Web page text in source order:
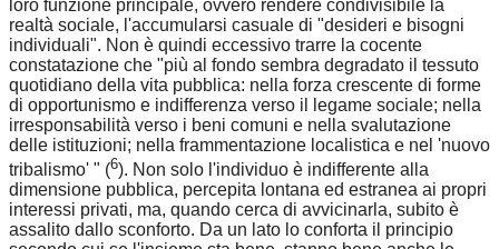
loro funzione principale, ovvero rendere condivisibile la
realtà sociale, l'accumularsi casuale di "desideri e bisogni
individuali". Non è quindi eccessivo trarre la cocente
constatazione che "più al fondo sembra degradato il tessuto
quotidiano della vita pubblica: nella forza crescente di forme
di opportunismo e indifferenza verso il legame sociale; nella
irresponsabilità verso i beni comuni e nella svalutazione
delle istituzioni; nella frammentazione localistica e nel 'nuovo
tribalismo' " (6). Non solo l'individuo è indifferente alla
dimensione pubblica, percepita lontana ed estranea ai propri
interessi privati, ma, quando cerca di avvicinarla, subito è
assalito dallo sconforto. Da un lato lo conforta il principio